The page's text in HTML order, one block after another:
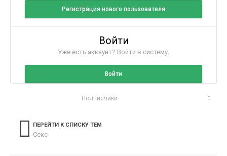
Регистрация нового пользователя
Войти
Уже есть аккаунт? Войти в систему.
Войти
Подписчики 0
ПЕРЕЙТИ К СПИСКУ ТЕМ
Секс